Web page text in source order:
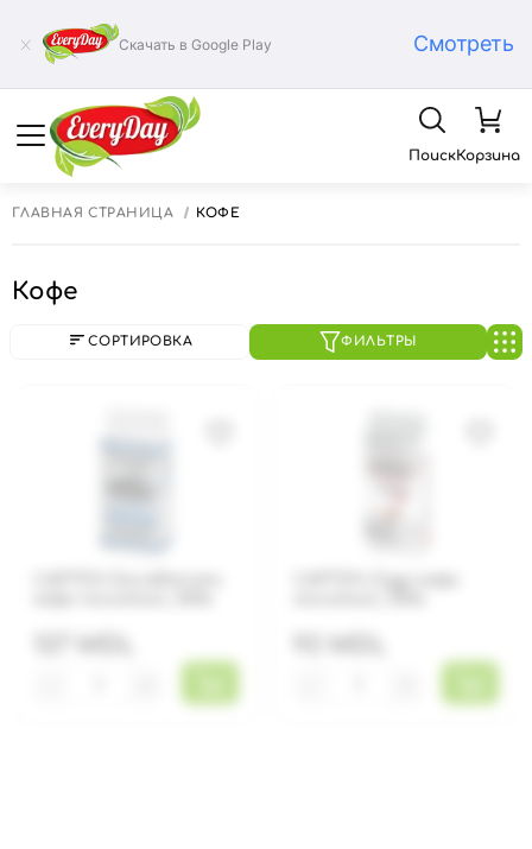
Скачать в Google Play Смотреть
ПоискКорзина
ГЛАВНАЯ СТРАНИЦА КОФЕ
Кофе
СОРТИРОВКА ФИЛЬТРЫ